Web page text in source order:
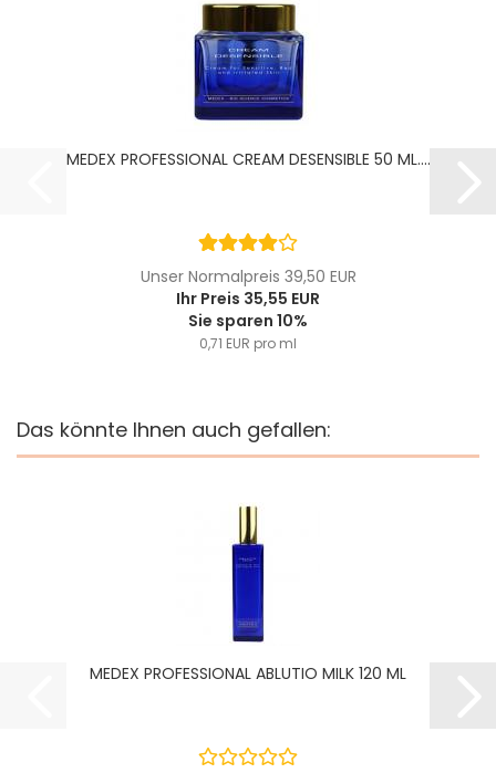
MEDEX PROFESSIONAL CREAM DESENSIBLE 50 ML....
Unser Normalpreis 39,50 EUR
Ihr Preis 35,55 EUR
Sie sparen 10%
0,71 EUR pro ml
Das könnte Ihnen auch gefallen:
MEDEX PROFESSIONAL ABLUTIO MILK 120 ML